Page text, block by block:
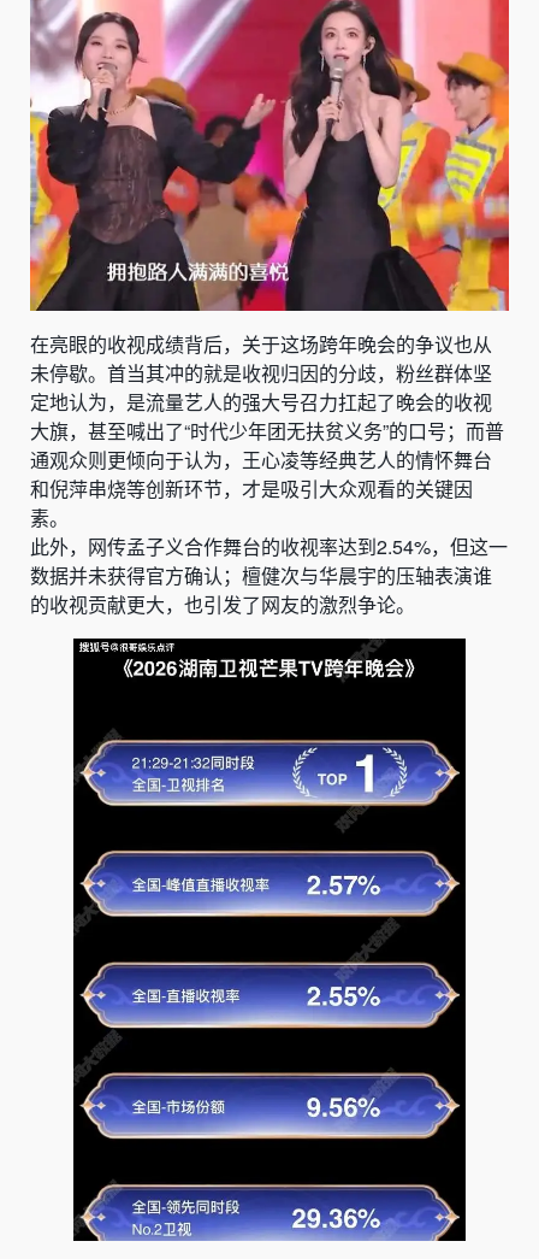
在亮眼的收视成绩背后，关于这场跨年晚会的争议也从
未停歇。首当其冲的就是收视归因的分歧，粉丝群体坚
定地认为，是流量艺人的强大号召力扛起了晚会的收视
大旗，甚至喊出了“时代少年团无扶贫义务”的口号；而普
通观众则更倾向于认为，王心凌等经典艺人的情怀舞台
和倪萍串烧等创新环节，才是吸引大众观看的关键因
素。
此外，网传孟子义合作舞台的收视率达到2.54%，但这一
数据并未获得官方确认；檀健次与华晨宇的压轴表演谁
的收视贡献更大，也引发了网友的激烈争论。